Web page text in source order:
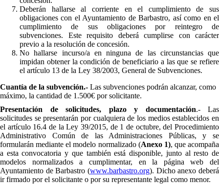
Deberán hallarse al corriente en el cumplimiento de sus
obligaciones con el Ayuntamiento de Barbastro, así como en el
cumplimiento de sus obligaciones por reintegro de
subvenciones. Este requisito deberá cumplirse con carácter
previo a la resolución de concesión.
No hallarse incurso/a en ninguna de las circunstancias que
impidan obtener la condición de beneficiario a las que se refiere
el artículo 13 de la Ley 38/2003, General de Subvenciones.
Cuantía de la subvención.- Las subvenciones podrán alcanzar, como
máximo, la cantidad de 1.500€ por solicitante.
Presentación de solicitudes, plazo y documentación.- Las
solicitudes se presentarán por cualquiera de los medios establecidos en
el artículo 16.4 de la Ley 39/2015, de 1 de octubre, del Procedimiento
Administrativo Común de las Administraciones Públicas, y se
formularán mediante el modelo normalizado (Anexo 1), que acompaña
a esta convocatoria y que también está disponible, junto al resto de
modelos normalizados a cumplimentar, en la página web del
Ayuntamiento de Barbastro (www.barbastro.org). Dicho anexo deberá
ir firmado por el solicitante o por su representante legal como menor.